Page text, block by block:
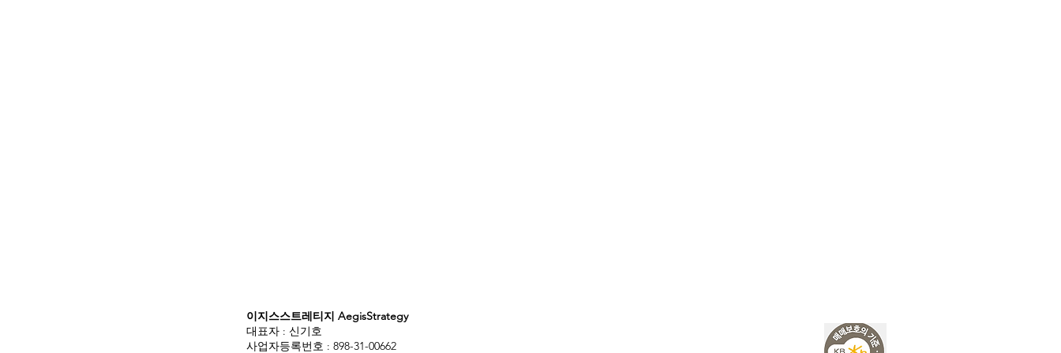
이지스스트레티지 AegisStrategy
대표자 : 신기호
사업자등록번호 : 898-31-00662